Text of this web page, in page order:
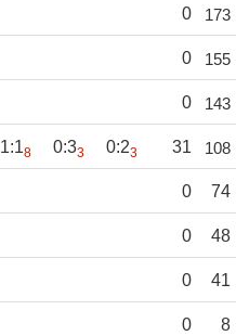
0 173
0 155
0 143
1:18 0:33 0:23 31 108
0 74
0 48
0 41
0 8